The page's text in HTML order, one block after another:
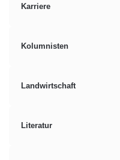
Karriere
Kolumnisten
Landwirtschaft
Literatur